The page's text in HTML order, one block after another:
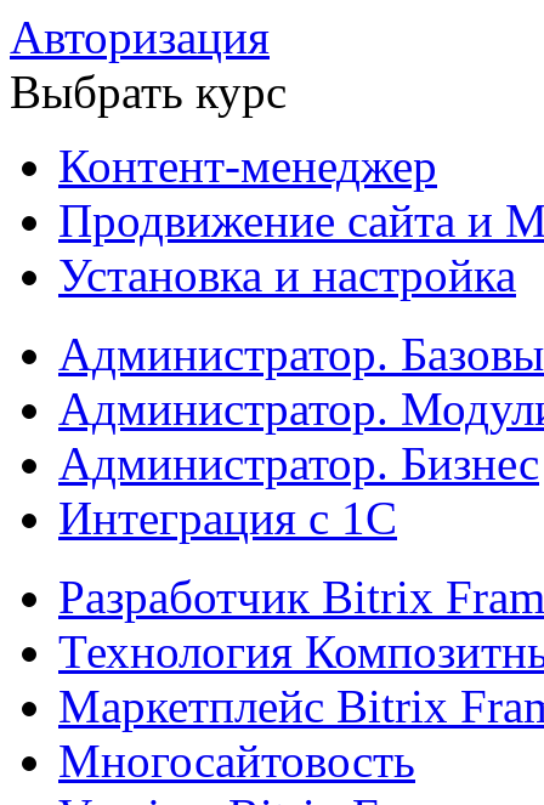
Авторизация
Выбрать курс
Контент-менеджер
Продвижение сайта и
Установка и настройка
Администратор.
Администратор.
Администратор. Бизнес
Интеграция с 1С
Разработчик Bitrix
Технология
Маркетплейс Bitrix
Многосайтовость